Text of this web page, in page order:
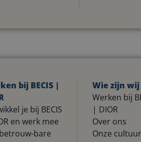
bij BECIS |
je bij BECIS
en werk mee
bare
Wie zijn wij
Werken bij
| DIOR
Over ons
Onze cultuur